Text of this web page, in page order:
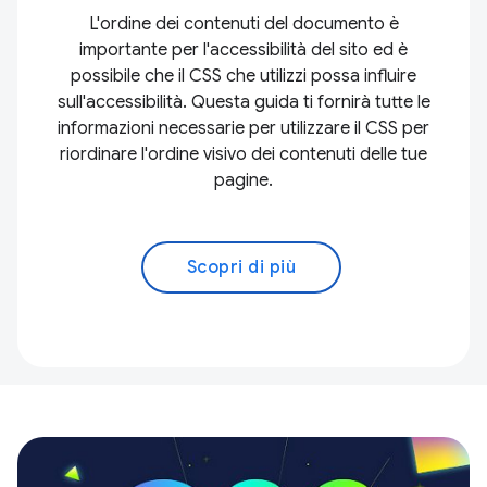
L'ordine dei contenuti del documento è
importante per l'accessibilità del sito ed è
possibile che il CSS che utilizzi possa influire
sull'accessibilità. Questa guida ti fornirà tutte le
informazioni necessarie per utilizzare il CSS per
riordinare l'ordine visivo dei contenuti delle tue
pagine.
Scopri di più